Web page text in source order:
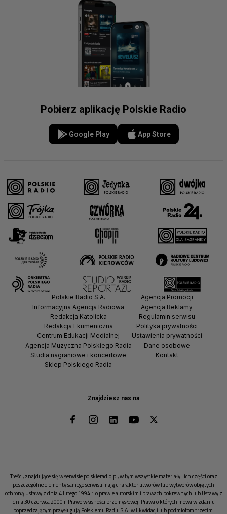
Pobierz aplikację Polskie Radio
Google Play App Store
Znajdziesz nas na
Polskie Radio S.A.
Informacyjna Agencja Radiowa
Redakcja Katolicka
Redakcja Ekumeniczna
Centrum Edukacji Medialnej
Agencja Muzyczna Polskiego Radia
Studia nagraniowe i koncertowe
Sklep Polskiego Radia
Agencja Promocji
Agencja Reklamy
Regulamin serwisu
Polityka prywatności
Ustawienia prywatności
Dane osobowe
Kontakt
Treści, znajdujące się w serwisie polskieradio.pl, w tym wszystkie materiały i ich części oraz
poszczególne elementy samego serwisu mają charakter utworów lub wytworów objętych
ochroną Ustawy z dnia 4 lutego 1994 r. o prawie autorskim i prawach pokrewnych lub Ustawy z
dnia 30 czerwca 2000 r. Prawo własności przemysłowej. Prawa o których mowa w zdaniu
poprzedzającym przysługują Polskiemu Radiu S.A. w likwidacji lub podmiotom trzecim.